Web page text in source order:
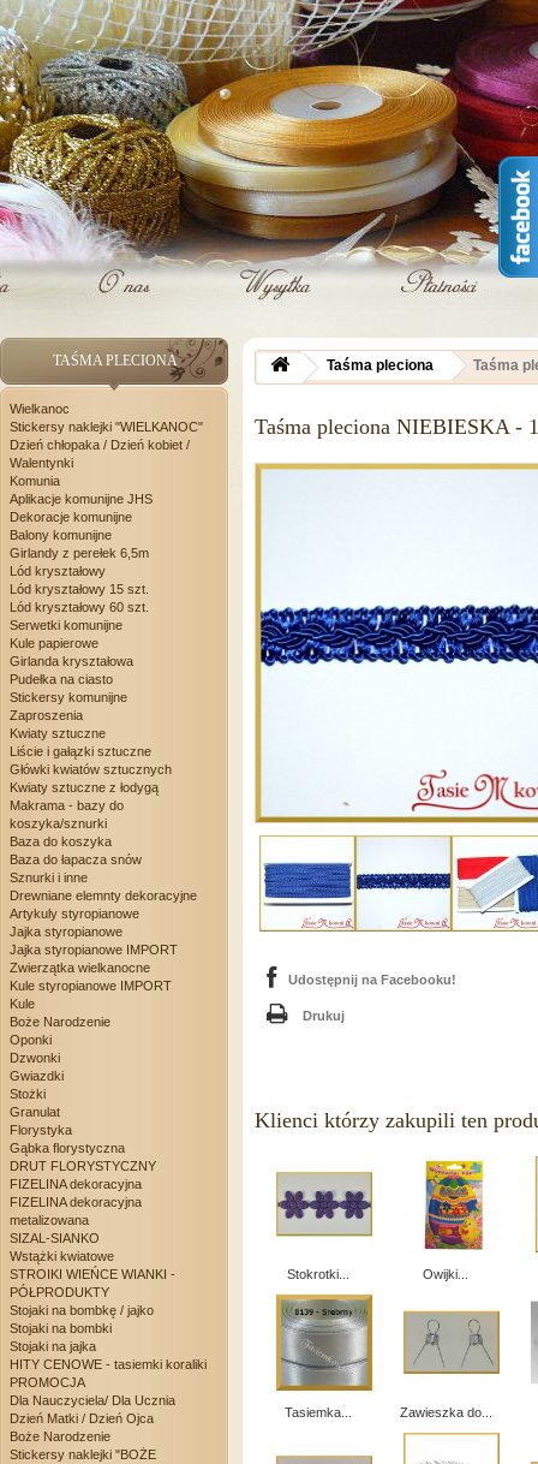
TAŚMA PLECIONA
Wielkanoc
Stickersy naklejki "WIELKANOC"
Dzień chłopaka / Dzień kobiet /
Walentynki
Komunia
Aplikacje komunijne JHS
Dekoracje komunijne
Balony komunijne
Girlandy z perełek 6,5m
Lód kryształowy
Lód kryształowy 15 szt.
Lód kryształowy 60 szt.
Serwetki komunijne
Kule papierowe
Girlanda kryształowa
Pudełka na ciasto
Stickersy komunijne
Zaproszenia
Kwiaty sztuczne
Liście i gałązki sztuczne
Główki kwiatów sztucznych
Kwiaty sztuczne z łodygą
Makrama - bazy do
koszyka/sznurki
Baza do koszyka
Baza do łapacza snów
Sznurki i inne
Drewniane elemnty dekoracyjne
Artykuly styropianowe
Jajka styropianowe
Jajka styropianowe IMPORT
Zwierzątka wielkanocne
Kule styropianowe IMPORT
Kule
Boże Narodzenie
Oponki
Dzwonki
Gwiazdki
Stożki
Granulat
Florystyka
Gąbka florystyczna
DRUT FLORYSTYCZNY
FIZELINA dekoracyjna
FIZELINA dekoracyjna
metalizowana
SIZAL-SIANKO
Wstążki kwiatowe
STROIKI WIEŃCE WIANKI -
PÓŁPRODUKTY
Stojaki na bombkę / jajko
Stojaki na bombki
Stojaki na jajka
HITY CENOWE - tasiemki koraliki
PROMOCJA
Dla Nauczyciela/ Dla Ucznia
Dzień Matki / Dzień Ojca
Boże Narodzenie
Stickersy naklejki "BOŻE
Taśma pleciona Taśma
Taśma pleciona NIEBIESKA -
Udostępnij na Facebooku!
Drukuj
Klienci którzy zakupili ten
Stokrotki... Owijki...
Tasiemka... Zawieszka do...